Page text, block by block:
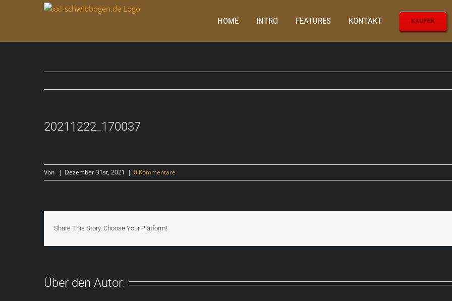
HOME INTRO FEATURES KONTAKT KAUFEN
Startseite Außen Schwibbogen Bergmann
20211222_170037
Von | Dezember 31st, 2021 | 0 Kommentare
Share This Story, Choose Your Platform!
Über den Autor: